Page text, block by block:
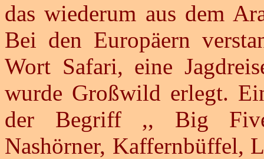
das wiederum aus dem
Bei den Europäern
Wort Safari, eine
wurde Großwild erlegt.
der Begriff ,, Big
Nashörner, Kaffernbüffel,